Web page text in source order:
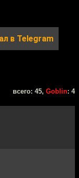
в Telegram
всего: 45, Goblin: 4